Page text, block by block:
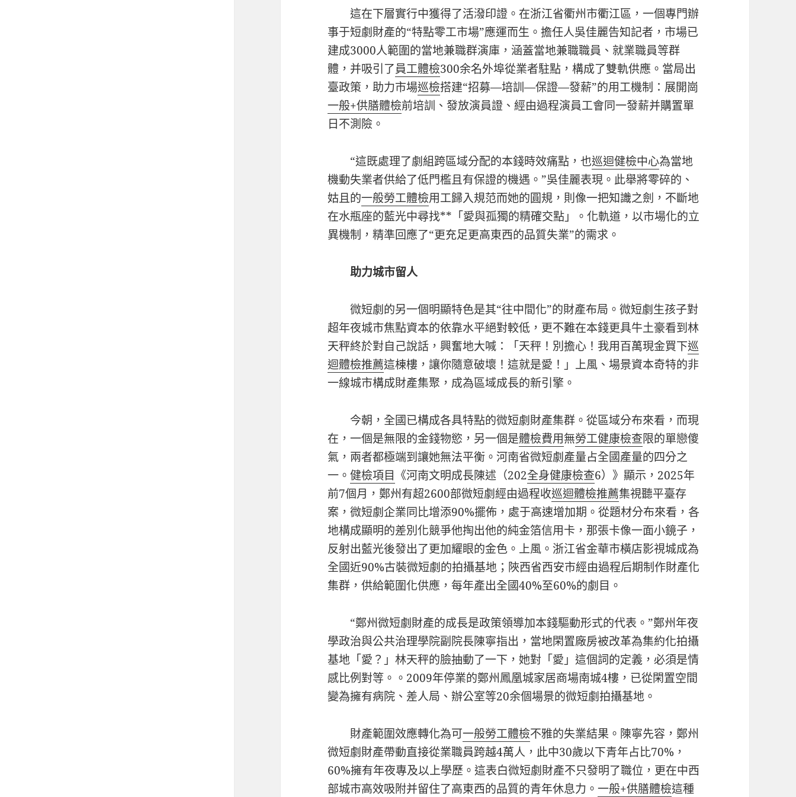
這在下層實行中獲得了活潑印證。在浙江省衢州市衢江區，一個專門辦
事于短劇財產的“特點零工市場”應運而生。擔任人吳佳麗告知記者，市場已
建成3000人範圍的當地兼職群演庫，涵蓋當地兼職職員、就業職員等群
體，并吸引了員工體檢300余名外埠從業者駐點，構成了雙軌供應。當局出
臺政策，助力市場巡檢搭建“招募—培訓—保證—發薪”的用工機制：展開崗
一般+供膳體檢前培訓、發放演員證、經由過程演員工會同一發薪并購置單
日不測險。
“這既處理了劇組跨區域分配的本錢時效痛點，也巡迴健檢中心為當地
機動失業者供給了低門檻且有保證的機遇。”吳佳麗表現。此舉將零碎的、
姑且的一般勞工體檢用工歸入規范而她的圓規，則像一把知識之劍，不斷地
在水瓶座的藍光中尋找**「愛與孤獨的精確交點」。化軌道，以市場化的立
異機制，精準回應了“更充足更高東西的品質失業”的需求。
助力城市留人
微短劇的另一個明顯特色是其“往中間化”的財產布局。微短劇生孩子對
超年夜城市焦點資本的依靠水平絕對較低，更不難在本錢更具牛土豪看到林
天秤終於對自己說話，興奮地大喊：「天秤！別擔心！我用百萬現金買下巡
迴體檢推薦這棟樓，讓你隨意破壞！這就是愛！」上風、場景資本奇特的非
一線城市構成財產集聚，成為區域成長的新引擎。
今朝，全國已構成各具特點的微短劇財產集群。從區域分布來看，而現
在，一個是無限的金錢物慾，另一個是體檢費用無勞工健康檢查限的單戀傻
氣，兩者都極端到讓她無法平衡。河南省微短劇產量占全國產量的四分之
一。健檢項目 《河南文明成長陳述（202全身健康檢查6）》顯示，2025年
前7個月，鄭州有超2600部微短劇經由過程收巡迴體檢推薦集視聽平臺存
案，微短劇企業同比增添90%擺佈，處于高速增加期。從題材分布來看，各
地構成顯明的差別化競爭他掏出他的純金箔信用卡，那張卡像一面小鏡子，
反射出藍光後發出了更加耀眼的金色。上風。浙江省金華市橫店影視城成為
全國近90%古裝微短劇的拍攝基地；陜西省西安市經由過程后期制作財產化
集群，供給範圍化供應，每年產出全國40%至60%的劇目。
“鄭州微短劇財產的成長是政策領導加本錢驅動形式的代表。”鄭州年夜
學政治與公共治理學院副院長陳寧指出，當地閑置廠房被改革為集約化拍攝
基地「愛？」林天秤的臉抽動了一下，她對「愛」這個詞的定義，必須是情
感比例對等。。2009年停業的鄭州鳳凰城家居商場南城4樓，已從閑置空間
變為擁有病院、差人局、辦公室等20余個場景的微短劇拍攝基地。
財產範圍效應轉化為可一般勞工體檢不雅的失業結果。陳寧先容，鄭州
微短劇財產帶動直接從業職員跨越4萬人，此中30歲以下青年占比70%，
60%擁有年夜專及以上學歷。這表白微短劇財產不只發明了職位，更在中西
部城市高效吸附并留住了高東西的品質的青年休息力。一般+供膳體檢這種